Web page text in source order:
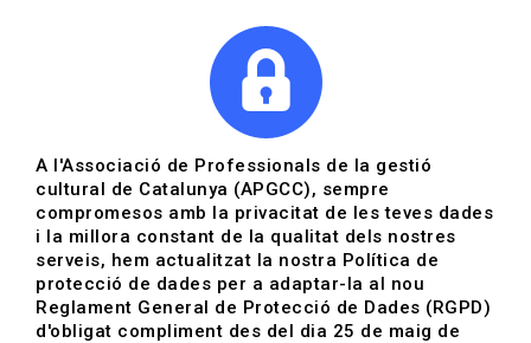
Actualitza't
Vols estar al dia?
HOME / BLOG
A l'Associació de Professionals de la gestió
cultural de Catalunya (APGCC), sempre
compromesos amb la privacitat de les teves dades
i la millora constant de la qualitat dels nostres
serveis, hem actualitzat la nostra Política de
protecció de dades per a adaptar-la al nou
Reglament General de Protecció de Dades (RGPD)
d'obligat compliment des del dia 25 de maig de